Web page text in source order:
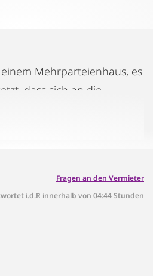
Mehrparteienhaus, es
dass sich an die
Mülltrennung und
Fragen an den Vermieter
i.d.R innerhalb von 04:44 Stunden